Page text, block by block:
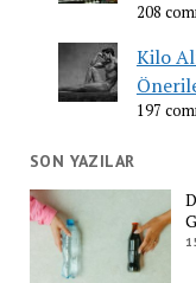
208
Kilo
197
SON YAZILAR